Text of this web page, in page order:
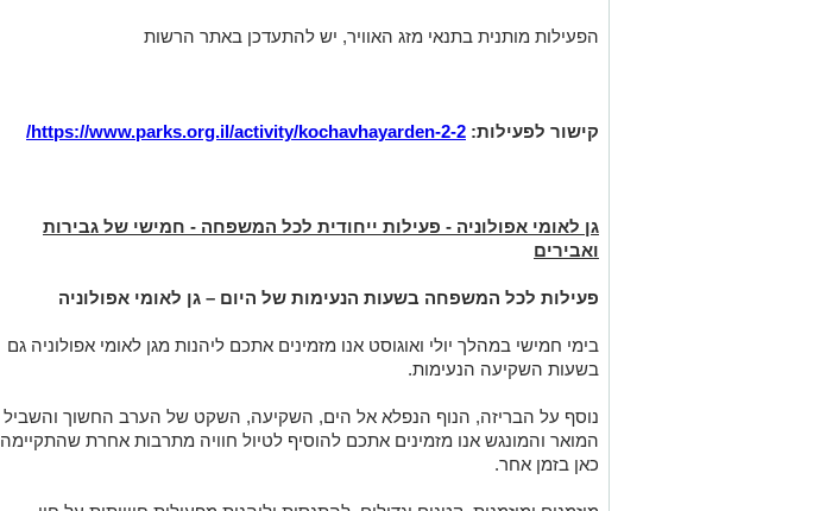
הפעילות מותנית בתנאי מזג האוויר, יש להתעדכן באתר הרשות
קישור לפעילות: https://www.parks.org.il/activity/kochavhayarden-2-2
/
גן לאומי אפולוניה - פעילות ייחודית לכל המשפחה - חמישי של גבירות
ואבירים
פעילות לכל המשפחה בשעות הנעימות של היום – גן לאומי אפולוניה
בימי חמישי במהלך יולי ואוגוסט אנו מזמינים אתכם ליהנות מגן לאומי אפולוניה גם
בשעות השקיעה הנעימות.
נוסף על הבריזה, הנוף הנפלא אל הים, השקיעה, השקט של הערב החשוך והשביל
המואר והמונגש אנו מזמינים אתכם להוסיף לטיול חוויה מתרבות אחרת שהתקיימה
כאן בזמן אחר.